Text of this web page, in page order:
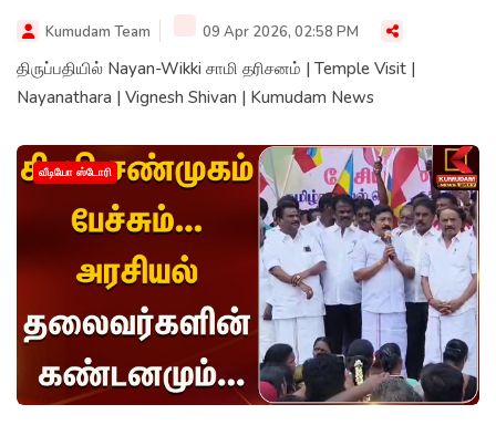
Kumudam Team 09 Apr 2026, 02:58 PM
திருப்பதியில் Nayan-Wikki சாமி தரிசனம் | Temple Visit |
Nayanathara | Vignesh Shivan | Kumudam News
வீடியோ ஸ்டோரி